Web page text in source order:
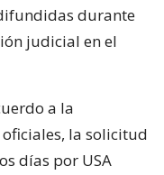
durante
judicial en el
a la
la solicitud
días por USA